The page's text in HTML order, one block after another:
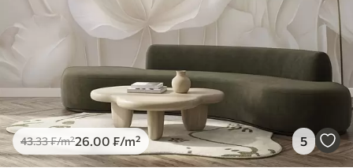
43.33₣/m²26 .00 ₣/m² 5